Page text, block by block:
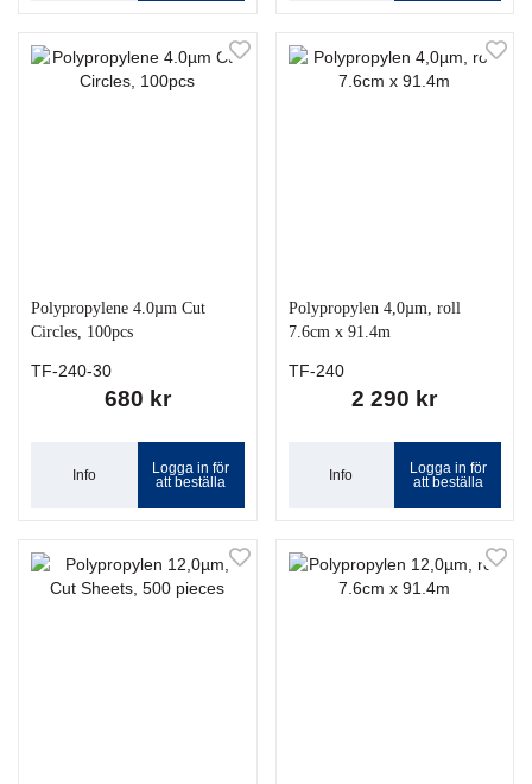
Polypropylene 4.0µm Cut
Circles, 100pcs
TF-240-30
680 kr
Info
Logga in för
att beställa
Polypropylen 4,0µm, roll
7.6cm x 91.4m
TF-240
2 290 kr
Info
Logga in för
att beställa